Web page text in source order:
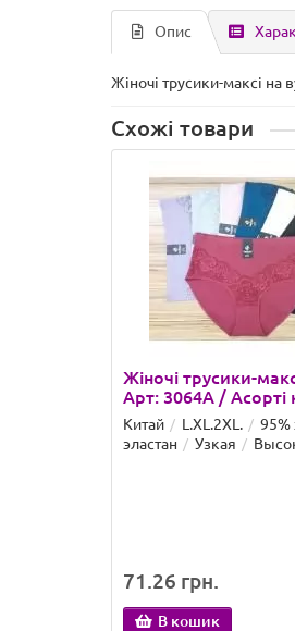
Опис
Жіночі трусики-максі на
Схожі товари
Жіночі трусики-
Арт: 3064A / Асорті
Китай L.XL.2XL.
95%
эластан
Узкая
71.26 грн.
В кошик